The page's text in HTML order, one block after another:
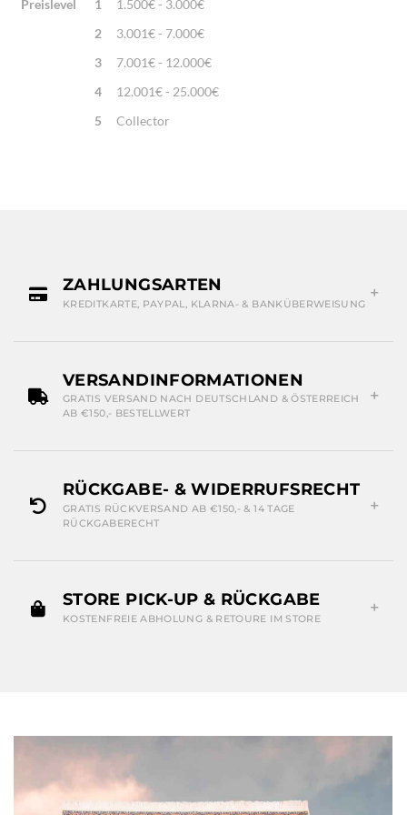
Preislevel
1
1.500€ - 3.000€
2
3.001€ - 7.000€
3
7.001€ - 12.000€
4
12.001€ - 25.000€
5
Collector
ZAHLUNGSARTEN
KREDITKARTE, PAYPAL, KLARNA- & BANKÜBERWEISUNG
VERSANDINFORMATIONEN
GRATIS VERSAND NACH DEUTSCHLAND & ÖSTERREICH
AB €150,- BESTELLWERT
RÜCKGABE- & WIDERRUFSRECHT
GRATIS RÜCKVERSAND AB €150,- & 14 TAGE
RÜCKGABERECHT
STORE PICK-UP & RÜCKGABE
KOSTENFREIE ABHOLUNG & RETOURE IM STORE